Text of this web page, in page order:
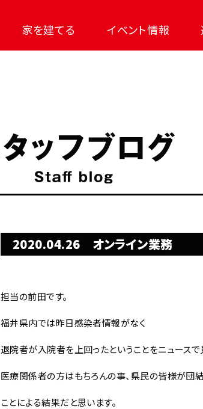
家を建てる イベント情報
2020.04.26 オンライン業務
担当の前田です。
福井県内では昨日感染者情報がなく
退院者が入院者を上回ったということをニュースで
医療関係者の方はもちろんの事、県民の皆様が団
ことによる結果だと思います。